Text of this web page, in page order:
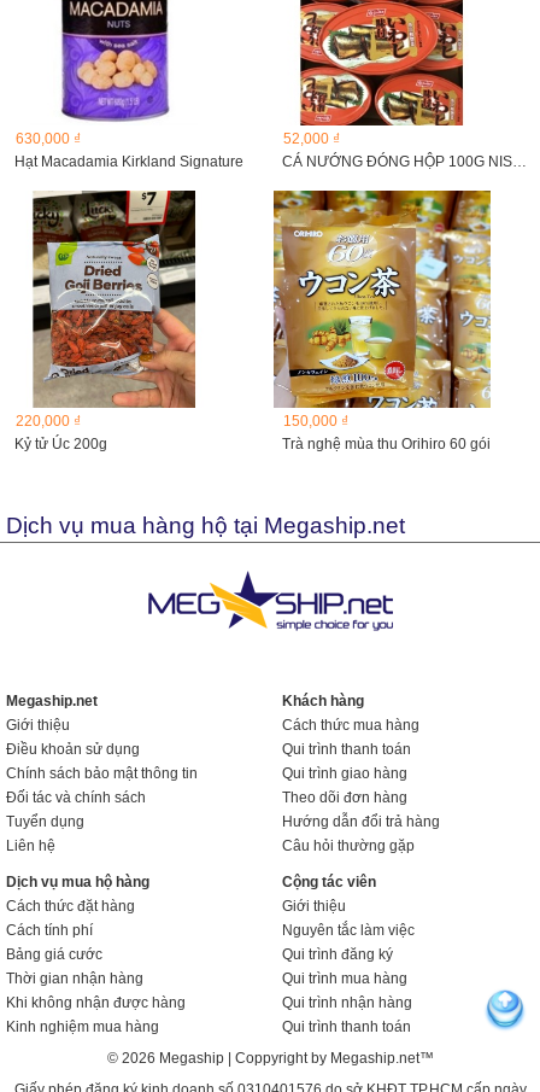
630,000 ₫
Hạt Macadamia Kirkland Signature
52,000 ₫
CÁ NƯỚNG ĐÓNG HỘP 100G NISSUI
220,000 ₫
Kỷ tử Úc 200g
150,000 ₫
Trà nghệ mùa thu Orihiro 60 gói
Dịch vụ mua hàng hộ tại Megaship.net
Megaship.net
Giới thiệu
Điều khoản sử dụng
Chính sách bảo mật thông tin
Đối tác và chính sách
Tuyển dụng
Liên hệ
Khách hàng
Cách thức mua hàng
Qui trình thanh toán
Qui trình giao hàng
Theo dõi đơn hàng
Hướng dẫn đổi trả hàng
Câu hỏi thường gặp
Dịch vụ mua hộ hàng
Cách thức đặt hàng
Cách tính phí
Bảng giá cước
Thời gian nhận hàng
Khi không nhận được hàng
Kinh nghiệm mua hàng
Cộng tác viên
Giới thiệu
Nguyên tắc làm việc
Qui trình đăng ký
Qui trình mua hàng
Qui trình nhận hàng
Qui trình thanh toán
© 2026 Megaship | Coppyright by Megaship.net™